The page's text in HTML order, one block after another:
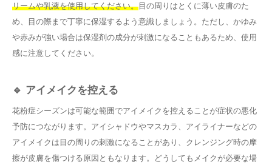
リームや乳液を使用してください。目の周りはとくに薄い皮膚のた
め、目の際まで丁寧に保湿するよう意識しましょう。ただし、かゆみ
や赤みが強い場合は保湿剤の成分が刺激になることもあるため、使用
感に注意してください。
🔹 アイメイクを控える
花粉症シーズンは可能な範囲でアイメイクを控えることが症状の悪化
予防につながります。アイシャドウやマスカラ、アイライナーなどの
アイメイクは目の周りの刺激になることがあり、クレンジング時の摩
擦が皮膚を傷つける原因ともなります。どうしてもメイクが必要な場